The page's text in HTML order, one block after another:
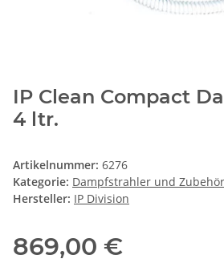
IP Clean Compact
4 ltr.
Artikelnummer: 6276
Kategorie: Dampfstrahler und Zubehör
Hersteller: IP Division
869,00 €